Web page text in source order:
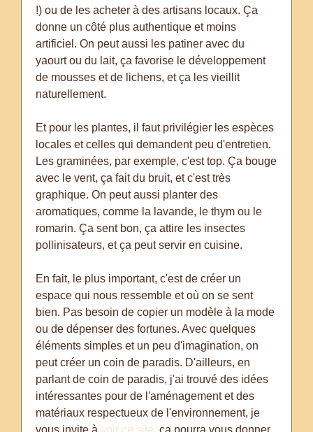
!) ou de les acheter à des artisans locaux. Ça
donne un côté plus authentique et moins
artificiel. On peut aussi les patiner avec du
yaourt ou du lait, ça favorise le développement
de mousses et de lichens, et ça les vieillit
naturellement.
Et pour les plantes, il faut privilégier les espèces
locales et celles qui demandent peu d'entretien.
Les graminées, par exemple, c'est top. Ça bouge
avec le vent, ça fait du bruit, et c'est très
graphique. On peut aussi planter des
aromatiques, comme la lavande, le thym ou le
romarin. Ça sent bon, ça attire les insectes
pollinisateurs, et ça peut servir en cuisine.
En fait, le plus important, c'est de créer un
espace qui nous ressemble et où on se sent
bien. Pas besoin de copier un modèle à la mode
ou de dépenser des fortunes. Avec quelques
éléments simples et un peu d'imagination, on
peut créer un coin de paradis. D'ailleurs, en
parlant de coin de paradis, j'ai trouvé des idées
intéressantes pour de l'aménagement et des
matériaux respectueux de l'environnement, je
vous invite à voir ce site, ça pourra vous donner